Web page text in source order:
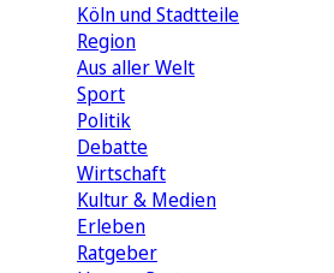
Köln und Stadtteile
Region
Aus aller Welt
Sport
Politik
Debatte
Wirtschaft
Kultur & Medien
Erleben
Ratgeber